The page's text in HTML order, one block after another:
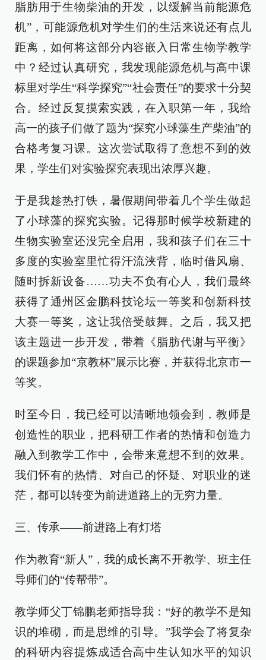
脂肪用于生物柴油的开发，以缓解当前能源危
机”，可能源危机对学生们的生活来说还有点儿
距离，如何将这部分内容嵌入日常生物学教学
中？经过认真研究，我发现能源危机与高中课
标里对学生“科学探究”“社会责任”的要求十分契
合。经过反复摸索实践，在入职第一年，我给
高一的孩子们做了题为“探究小球藻生产柴油”的
合格考复习课。这次尝试取得了意想不到的效
果，学生们对实验探究表现出浓厚兴趣。
于是我趁热打铁，暑假期间带着几个学生做起
了小球藻的探究实验。记得那时候学校新建的
生物实验室还没完全启用，我和孩子们在三十
多度的实验室里忙得汗流浃背，临时借风扇、
随时拆新设备……功夫不负有心人，我们最终
获得了通州区金鹏科技论坛一等奖和创新科技
大赛一等奖，这让我倍受鼓舞。之后，我又把
该主题进一步开发，带着《脂肪代谢与平衡》
的课题参加“京教杯”展示比赛，并获得北京市一
等奖。
时至今日，我已经可以清晰地领会到，教师是
创造性的职业，把科研工作者的热情和创造力
融入到教学工作中，会带来意想不到的效果。
我们怀有的热情、对自己的怀疑、对职业的迷
茫，都可以转变为前进道路上的无穷力量。
三、传承——前进路上有灯塔
作为教育“新人”，我的成长离不开教学、班主任
导师们的“传帮带”。
教学师父丁锦鹏老师指导我：“好的教学不是知
识的堆砌，而是思维的引导。”我学会了将复杂
的科研内容提炼成适合高中生认知水平的知识